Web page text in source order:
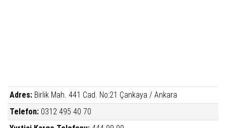
Adres: Birlik Mah. 441 Cad. No:21 Çankaya / Ankara
Telefon: 0312 495 40 70